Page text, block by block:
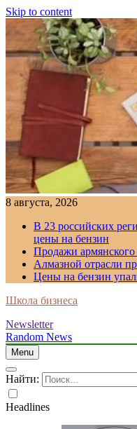
Skip to content
8 августа, 2026
В 23 российских
цены на бензин
Продажи армянского
Алмазной отрасли
Цены на бензин
Школа бизнеса
Newsletter
Random News
Menu
Найти:
Headlines